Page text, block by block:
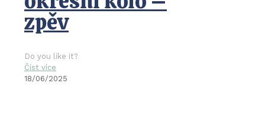
zpěv
Do you like it?
Číst více
18/06/2025